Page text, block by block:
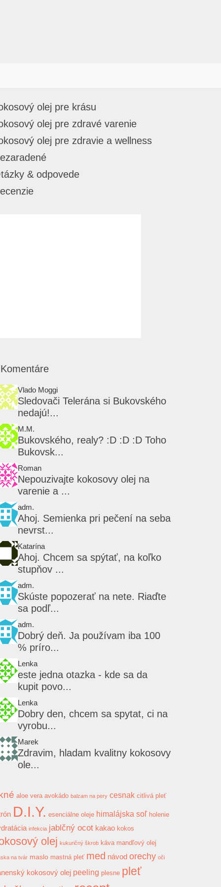
olej pre krásu
olej pre zdravé varenie
olej pre zdravie a wellness
& odpovede
Komentáre
Vlado Moggi
Sledovači Telerána si Bukovského
nedajú!...
M.M.
Bukovského, realy? :D :D :D Toho
Bukovsk...
Roman
Nepouzivajte kokosovy olej na
varenie a ...
adm.
Ahoj. Semienka pri pečení na seba
nevrst...
Katarína
Ahoj. Chcem sa spýtať, na koľko
stupňov ...
adm.
Skúste popozerať na nete. Riaďte
sa podľ...
adm.
Dobrý deň. Ja používam iba 100
% príro...
Lenka
este jedna otazka - kde sa da
kupit povo...
Lenka
Dobry den, chcem sa spytat, ci na
vyrobu...
Marek
Zdravim, hladam kvalitny kokosovy
ole...
aloe vera avokádo balzam na pery cesnak citlivá pleť
D.I.Y. esenciálne oleje himalájska soľ holenie
infekcia jablčný ocot kakao kokos
olej kukuričný škrob káva mandľový olej
na tvár maslo mastná pleť med návod orechy oči
kokosový olej peeling plesne pleť